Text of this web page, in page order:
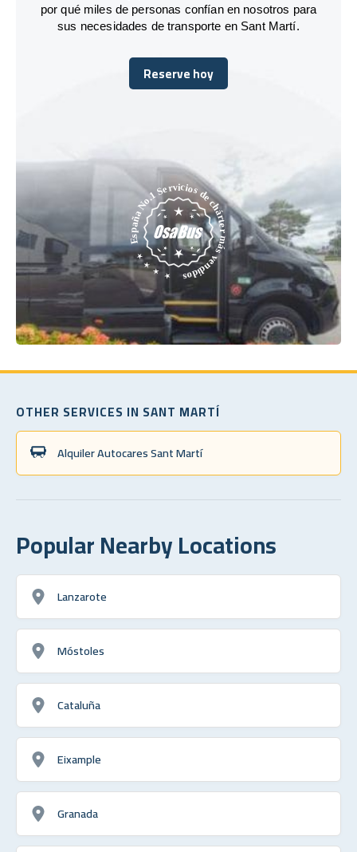
por qué miles de personas confían en nosotros para
sus necesidades de transporte en Sant Martí.
Reserve hoy
Reserve hoy
OTHER SERVICES IN SANT MARTÍ
Alquiler Autocares Sant Martí
Popular Nearby Locations
Lanzarote
Móstoles
Cataluña
Eixample
Granada